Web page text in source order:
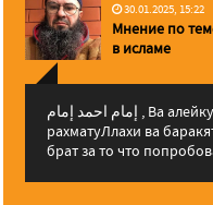
30.01.2025, 15:22
Мнение по
в исламе
إمام احمد إمام , Ва алейкум ассалам ва
рахматуЛлахи ва
брат за то что